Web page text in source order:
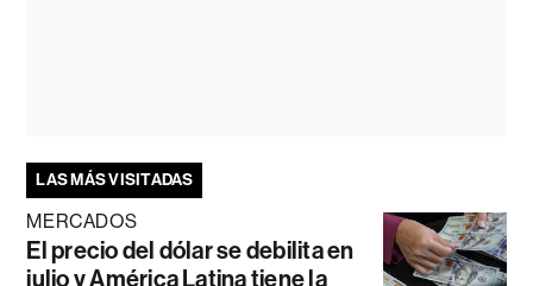
LAS MÁS VISITADAS
MERCADOS
El precio del dólar se debilita en
julio y América Latina tiene la